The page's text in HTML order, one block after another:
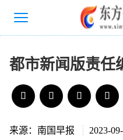
都市新闻版责任
来源：南国早报 2023-